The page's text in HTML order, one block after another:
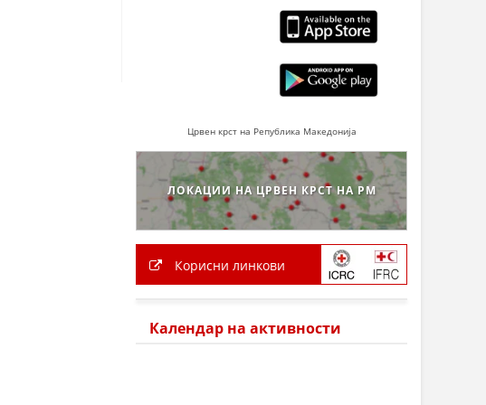
Црвен крст на Република Македонија
ЛОКАЦИИ НА ЦРВЕН КРСТ НА РМ
Корисни линкови
Календар на активности